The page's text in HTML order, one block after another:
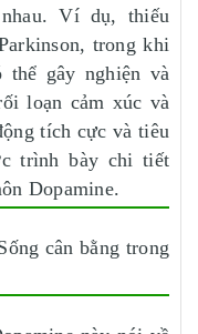
Ví dụ, thiếu
trong khi
thể gây nghiện và
loạn cảm xúc và
tích cực và tiêu
trình bày chi tiết
Dopamine.
cân bằng trong